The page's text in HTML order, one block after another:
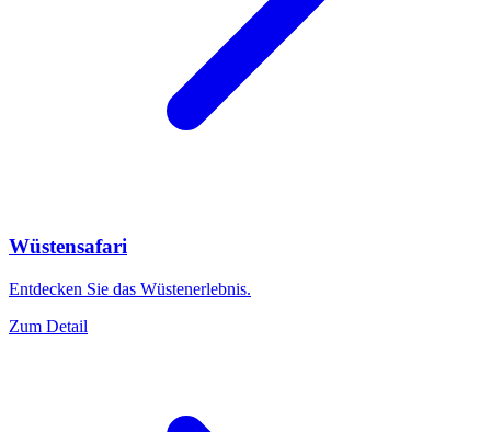
Wüstensafari
Entdecken Sie das Wüstenerlebnis.
Zum Detail